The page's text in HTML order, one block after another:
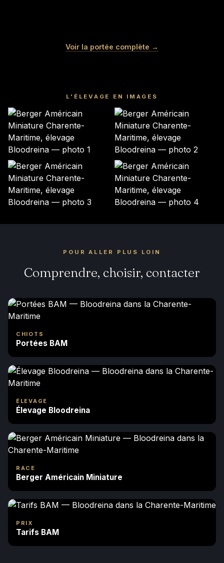
Mâle · noir tricolore
Mâle · bleu merle
LINK
Voir la portée complète →
L'ÉLEVAGE EN IMAGES
POUR ALLER PLUS LOIN
Comprendre, choisir, contacter
CHIOTS
Portées BAM
ÉLEVAGE
Élevage Bloodreina
RACE
Berger Américain Miniature
PRIX
Tarifs BAM